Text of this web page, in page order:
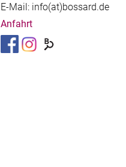
E-Mail: info(at)bossard.de
Anfahrt